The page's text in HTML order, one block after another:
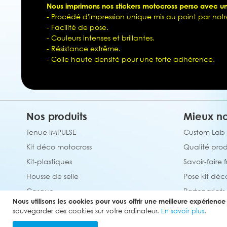
Nous utilisons les cookies pour vous offrir une meilleure
sauvegarder des cookies sur votre ordinateur. En savoir plus.
Nous imprimons nos stickers motocross perso avec
- Procédé d'impression unique mis au point par
- Facilité de pose.
- Couleurs intenses et brillantes.
- Résistance extrême.
- Colle haute densité pour une forte adhérence.
Nos produits
Tenue IMPULSE
Kit déco motocross
Kit-plastiques
Housse de selle
Casque
Tapis de sol
Mieux
Custom Lab
Qualité
Savoir-faire
Pose kit
Partenariats